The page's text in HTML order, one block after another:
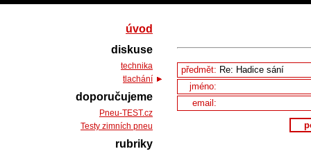
předmět:
jméno:
email:
úvod
diskuse
technika
tlachání
doporučujeme
Pneu-TEST.cz
Testy zimních pneu
rubriky